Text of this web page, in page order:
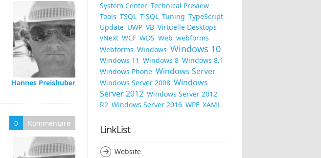
Hannes Preishuber
0 Kommentare
System Center Technical Preview
Tools TSQL T-SQL Tuning TypeScript
Update UWP VB Virtuelle Desktops
vNext WCF WDS Web webforms
Webforms Windows Windows 10
Windows 11 Windows 8 Windows 8.1
Windows Phone Windows Server
Windows Server 2008 Windows
Server 2012 Windows Server 2012
R2 Windows Server 2016 WPF XAML
LinkList
Website